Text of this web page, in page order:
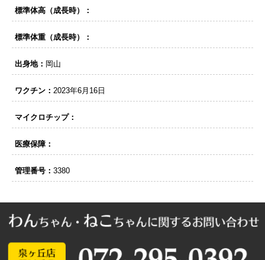
標準体高（成長時）：
標準体重（成長時）：
出身地： 岡山
ワクチン： 2023年6月16日
マイクロチップ：
医療保障：
管理番号： 3380